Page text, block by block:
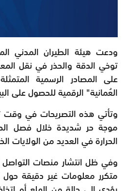
ودعت هيئة الطيران المدني
توخي الدقة والحذر في نقل
على المصادر الرسمية
العُمانية" الرقمية للحصول على
وتأتي هذه التصريحات في
موجة حر شديدة خلال فصل
الحرارة في العديد من الولايات
وفي ظل انتشار منصات التواصل
متكرر معلومات غير دقيقة حول